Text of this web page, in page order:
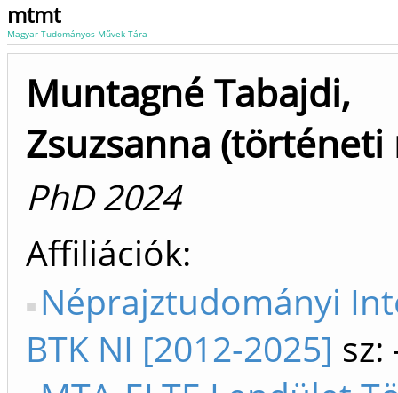
mtmt
Magyar Tudományos Művek Tára
Muntagné Tabajdi,
Zsuzsanna (történeti
PhD 2024
Affiliációk
Néprajztudományi
BTK NI [2012-2025] sz: